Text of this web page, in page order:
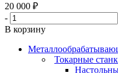
20 000 ₽
-
В корзину
Токарные